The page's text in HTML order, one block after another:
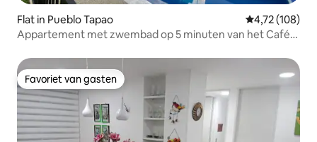
Flat in Pueblo Tapao Gemiddelde
4,72 (108)
Appartement met zwembad op 5 minuten van het Café-
Favoriet van gasten
Favoriet van gasten